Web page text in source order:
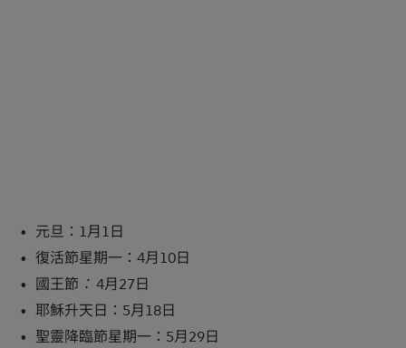
元旦：1月1日
復活節星期一：4月10日
國王節 ： 4月27日
耶穌升天日：5月18日
聖靈降臨節星期一：5月29日